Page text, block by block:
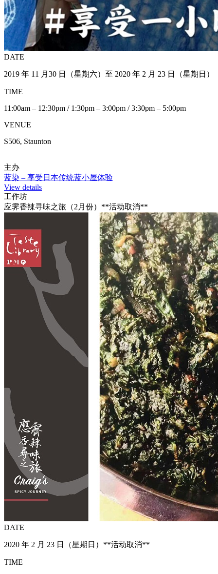
DATE
2019 年 11 月30 日（星期六）至 2020 年 2 月 23 日（星期日）
TIME
11:00am – 12:30pm / 1:30pm – 3:00pm / 3:30pm – 5:00pm
VENUE
S506, Staunton
主办
蓝染 – 享受日本传统蓝小屋体验
View details
工作坊
应霁香辣寻味之旅（2月份）**活动取消**
DATE
2020 年 2 月 23 日（星期日）**活动取消**
TIME